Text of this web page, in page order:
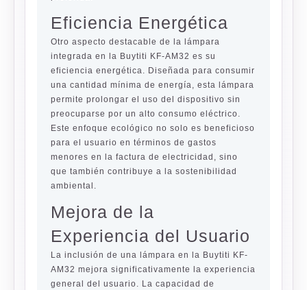
Eficiencia Energética
Otro aspecto destacable de la lámpara
integrada en la Buytiti KF-AM32 es su
eficiencia energética. Diseñada para consumir
una cantidad mínima de energía, esta lámpara
permite prolongar el uso del dispositivo sin
preocuparse por un alto consumo eléctrico.
Este enfoque ecológico no solo es beneficioso
para el usuario en términos de gastos
menores en la factura de electricidad, sino
que también contribuye a la sostenibilidad
ambiental.
Mejora de la
Experiencia del Usuario
La inclusión de una lámpara en la Buytiti KF-
AM32 mejora significativamente la experiencia
general del usuario. La capacidad de